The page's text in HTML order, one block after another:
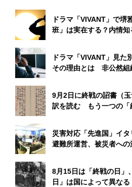
ドラマ「VIVANT」で堺
班」は実在する？内情
ドラマ「VIVANT」見た
その理由とは 非公然組
9月2日に終戦の詔書（
訳を読む もう一つの「
災害対応「先進国」イ
避難所運営、被災者への
8月15日は「終戦の日」
日」は国によって異なる